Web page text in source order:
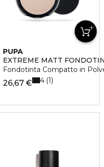
PUPA
EXTREME MATT
Fondotinta Compatto in
26,67 € 4 1